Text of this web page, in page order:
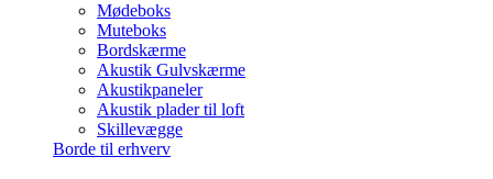
Mødeboks
Muteboks
Bordskærme
Akustik Gulvskærme
Akustikpaneler
Akustik plader til loft
Skillevægge
Borde til erhverv